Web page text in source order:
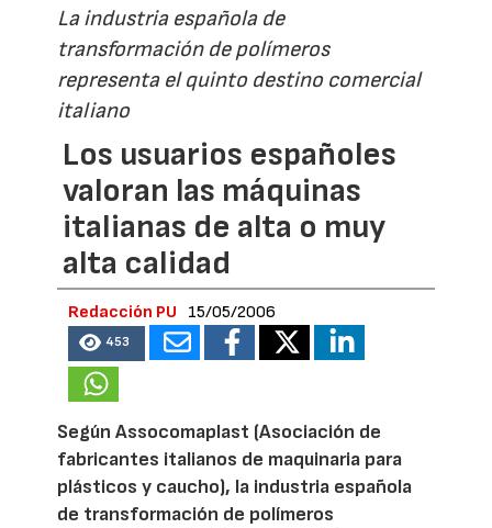
La industria española de
transformación de polímeros
representa el quinto destino comercial
italiano
Los usuarios españoles
valoran las máquinas
italianas de alta o muy
alta calidad
Redacción PU 15/05/2006
453
Según Assocomaplast (Asociación de
fabricantes italianos de maquinaria para
plásticos y caucho), la industria española
de transformación de polímeros